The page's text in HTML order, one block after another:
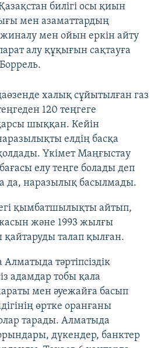
билігі осы қиын
мен азаматтардың
жиналу мен ойын еркін айту
алу құқығын сақтауға
халық сұйытылған газ
120 теңгеге
шыққан. Кейін
елдің басқа
Үкімет Маңғыстау
елу теңге болады деп
да, наразылық басылмады.
қымбатшылықты айтып,
және 1993 жылғы
талап қылған.
Алматыда тәртіпсіздік
адамдар тобы қала
мен әуежайға басып
өртке оранғаны
тарады. Алматыда
дүкендер, банктер